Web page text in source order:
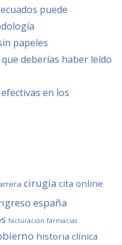
puede
papeles
deberías haber leído
en los
cirugía cita online
españa
facturación farmacias
historia clínica